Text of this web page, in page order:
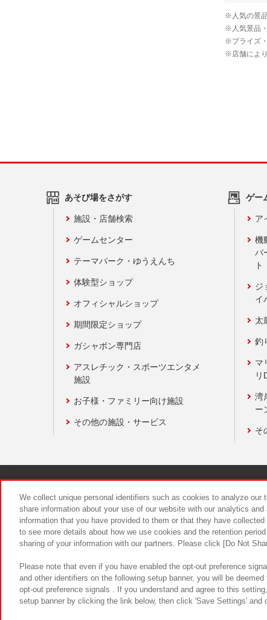
あそび場をさがす
施設・店舗検索
ゲームセンター
テーマパーク・ゆうえんち
体験型ショップ
オフィシャルショップ
期間限定ショップ
ガシャポン専門店
アスレチック・スポーツエンタメ
施設
お子様・ファミリー向け施設
その他の施設・サービス
ゲー
ア
機
バ
ト
ジ
イ
太
釣
マ
リ
湾
ー
そ
食品のご
We collect unique personal identifiers such as cookies to analyze our
share information about your use of our website with our analytics
information that you have provided to them or that they have
to see more details about how we use cookies and the retention
sharing of your information with our partners. Please click [Do Not
Please note that even if you have enabled the opt-out preference
and other identifiers on the following setup banner, you will be
opt-out preference signals . If you understand and agree to this
setup banner by clicking the link below, then click 'Save Settings' and